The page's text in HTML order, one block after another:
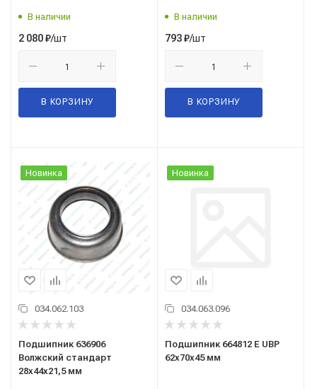
В наличии
2 080₽/шт
В КОРЗИНУ
В наличии
793₽/шт
В КОРЗИНУ
Новинка
034.062.103
Подшипник 636906
Волжский стандарт
28x44x21,5 мм
Новинка
034.063.096
Подшипник 664812 Е UBP
62x70x45 мм